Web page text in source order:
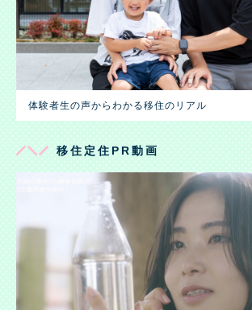
体験者生の声からわかる移住のリアル
移住定住PR動画